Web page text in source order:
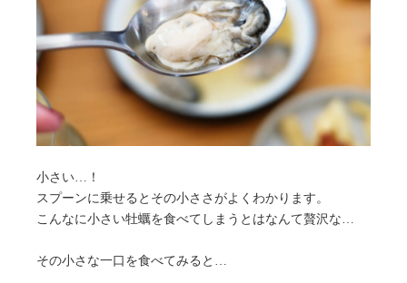
小さい…！
スプーンに乗せるとその小ささがよくわかります。
こんなに小さい牡蠣を食べてしまうとはなんて贅沢な…
その小さな一口を食べてみると…